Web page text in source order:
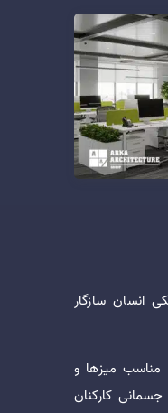
انسان سازگار
مناسب میزها و
کارکنان